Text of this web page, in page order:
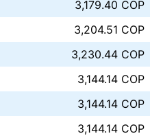
3,179.40 COP
3,204.51 COP
3,230.44 COP
3,144.14 COP
3,144.14 COP
3,144.14 COP